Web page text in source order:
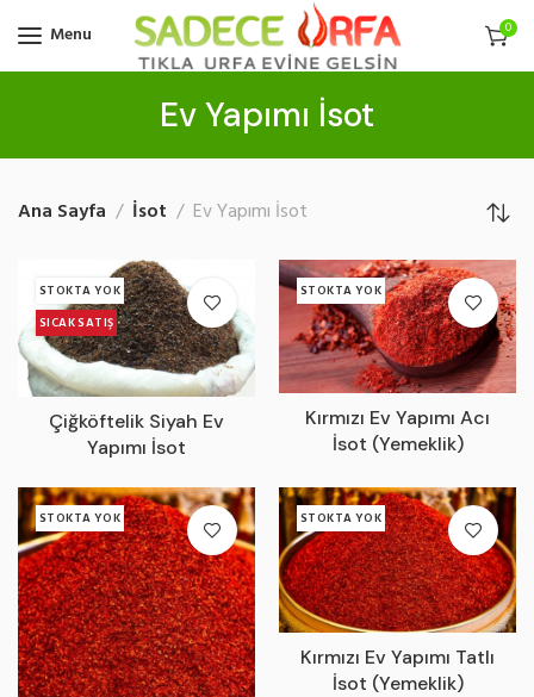
Menu 0
Ev Yapımı İsot
Ana Sayfa İsot Ev Yapımı İsot
STOKTA YOK
SICAK SATIŞ
Çiğköftelik Siyah Ev
Yapımı İsot
STOKTA YOK
Kırmızı Ev Yapımı Acı
İsot (Yemeklik)
STOKTA YOK STOKTA YOK
Kırmızı Ev Yapımı Tatlı
İsot (Yemeklik)